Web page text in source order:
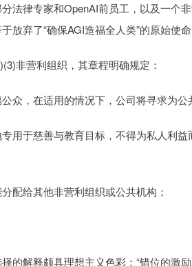
律专家和OpenAI前员工，以及一个
放弃了“确保AGI造福全人类”的原始使命
非营利组织，其章程明确规定：
，在适用的情况下，公司将寻求为公
慈善与教育目标，不得为私人利益
给其他非营利组织或公共机构；
解释颇具理想主义色彩：“错位的激